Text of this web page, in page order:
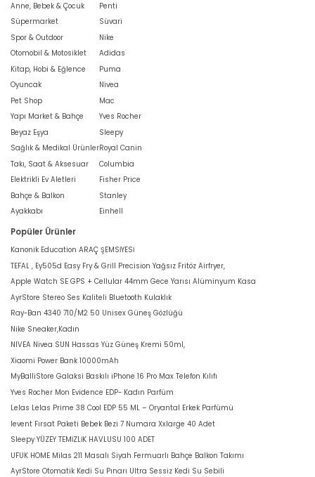
Anne, Bebek & Çocuk
Süpermarket
Spor & Outdoor
Otomobil & Motosiklet
Kitap, Hobi & Eğlence
Oyuncak
Pet Shop
Yapı Market & Bahçe
Beyaz Eşya
Sağlık & Medikal Ürünler
Takı, Saat & Aksesuar
Elektrikli Ev Aletleri
Bahçe & Balkon
Ayakkabı
Penti
Süvari
Nike
Adidas
Puma
Nivea
Mac
Yves Rocher
Sleepy
Royal Canin
Columbia
Fisher Price
Stanley
Einhell
Popüler Ürünler
Kanonik Education ARAÇ ŞEMSİYESİ
TEFAL , Ey505d Easy Fry & Grill Precision Yağsız Fritöz Airfryer,
Apple Watch SE GPS + Cellular 44mm Gece Yarısı Alüminyum Kasa
AyrStore Stereo Ses Kaliteli Bluetooth Kulaklık
Ray-Ban 4340 710/M2 50 Unisex Güneş Gözlüğü
Nike Sneaker,Kadın
NIVEA Nivea SUN Hassas Yüz Güneş Kremi 50ml,
Xiaomi Power Bank 10000mAh
MyBalliStore Galaksi Baskılı iPhone 16 Pro Max Telefon Kılıfı
Yves Rocher Mon Evidence EDP- Kadın Parfüm
Lelas Lelas Prime 38 Cool EDP 55 ML – Oryantal Erkek Parfümü
levent Fırsat Paketi Bebek Bezi 7 Numara Xxlarge 40 Adet
Sleepy YÜZEY TEMİZLİK HAVLUSU 100 ADET
UFUK HOME Milas 211 Masalı Siyah Fermuarlı Bahçe Balkon Takımı
AyrStore Otomatik Kedi Su Pınarı Ultra Sessiz Kedi Su Sebili